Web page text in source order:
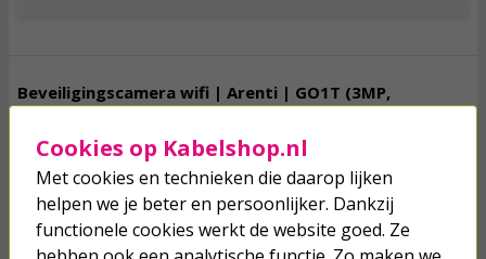
Beveiligingscamera wifi | Arenti | GO1T (3MP,
Nachtzicht tot 10 meter, Oplaadbaar,
59,
incl. btw
Cookies op Kabelshop.nl
Met cookies en technieken die daarop lijken
helpen we je beter en persoonlijker. Dankzij
functionele cookies werkt de website goed. Ze